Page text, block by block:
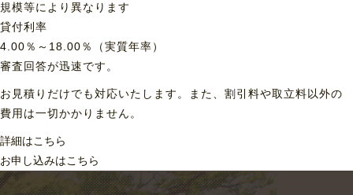
規模等により異なります
貸付利率
4.00％～18.00％（実質年率）
審査回答が迅速です。
お見積りだけでも対応いたします。また、割引料や取立料以外の
費用は一切かかりません。
詳細はこちら
お申し込みはこちら